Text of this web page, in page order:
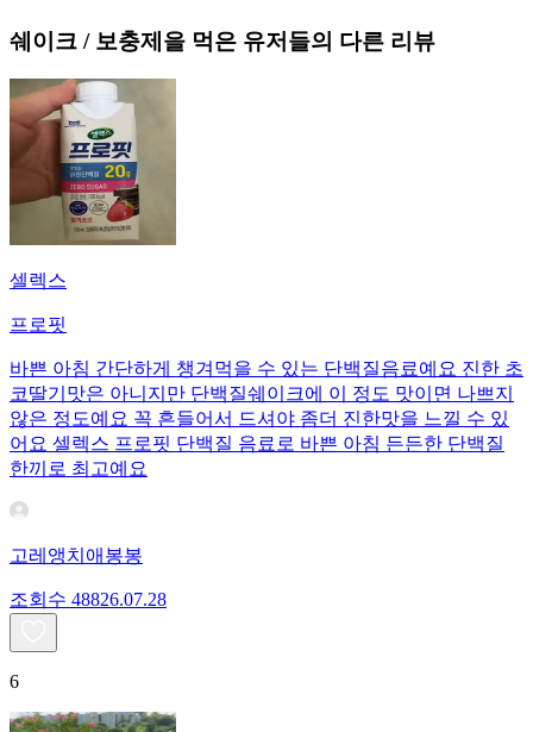
쉐이크 / 보충제 을 먹은 유저들의 다른 리뷰
셀렉스
프로핏
바쁜 아침 간단하게 챙겨먹을 수 있는 단백질음료예요 진한 초
코딸기맛은 아니지만 단백질쉐이크에 이 정도 맛이면 나쁘지
않은 정도예요 꼭 흔들어서 드셔야 좀더 진한맛을 느낄 수 있
어요 셀렉스 프로핏 단백질 음료로 바쁜 아침 든든한 단백질
한끼로 최고예요
고레앵치애봉봉
조회수 48826.07.28
6